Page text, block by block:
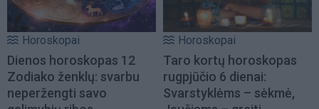
Horoskopai
Dienos horoskopas 12
Zodiako ženklų: svarbu
neperžengti savo
Horoskopai
Taro kortų horoskopas
rugpjūčio 6 dienai:
Svarstyklėms – sėkmė,